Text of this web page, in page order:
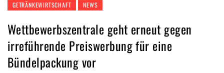
GETRÄNKEWIRTSCHAFT NEWS
Wettbewerbszentrale geht erneut gegen
irreführende Preiswerbung für eine
Bündelpackung vor